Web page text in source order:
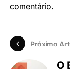
comentário.
Próximo
O